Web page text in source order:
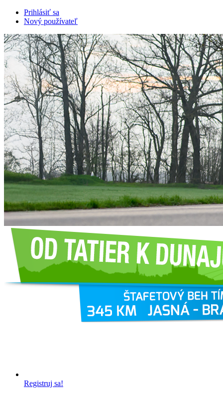
Prihlásiť sa
Nový používateľ
Registruj sa!